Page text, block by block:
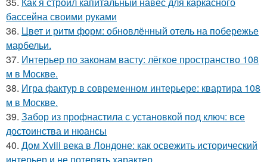
бассейна своими руками
36. Цвет и ритм форм: обновлённый отель на побережье
марбельи.
37. Интерьер по законам васту: лёгкое пространство 108
м в Москве.
38. Игра фактур в современном интерьере: квартира 108
м в Москве.
39. Забор из профнастила с установкой под ключ: все
достоинства и нюансы
40. Дом Xviii века в Лондоне: как освежить исторический